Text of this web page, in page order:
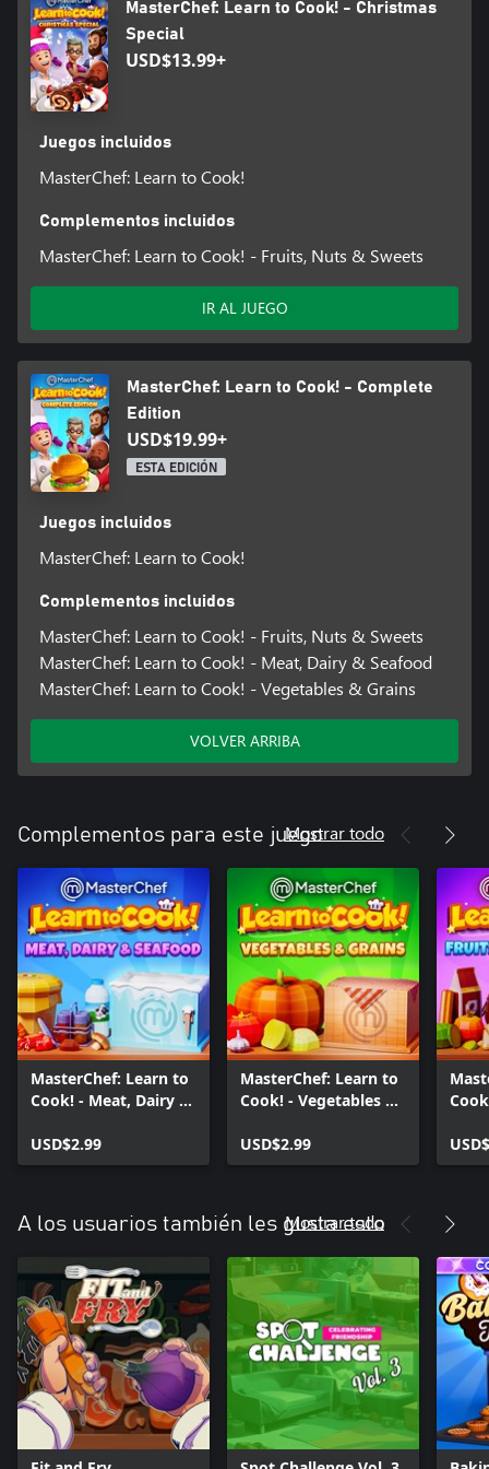
MasterChef: Learn to Cook! - Christmas
Special
USD$13.99+
Juegos incluidos
MasterChef: Learn to Cook!
Complementos incluidos
MasterChef: Learn to Cook! - Fruits, Nuts & Sweets
IR AL JUEGO
MasterChef: Learn to Cook! - Complete
Edition
USD$19.99+
ESTA EDICIÓN
Juegos incluidos
MasterChef: Learn to Cook!
Complementos incluidos
MasterChef: Learn to Cook! - Fruits, Nuts & Sweets
MasterChef: Learn to Cook! - Meat, Dairy & Seafood
MasterChef: Learn to Cook! - Vegetables & Grains
VOLVER ARRIBA
Complementos para este juegoMostrar todo
MasterChef: Learn to
Cook! - Meat, Dairy &
USD$2.99
MasterChef: Learn to
Cook! - Vegetables &
USD$2.99
A los usuarios también les gusta esto
Mostrar todo